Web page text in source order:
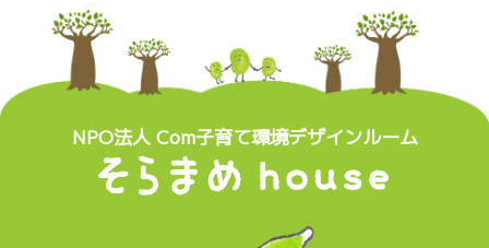
NPO法人 Com子育て環境デザインルーム